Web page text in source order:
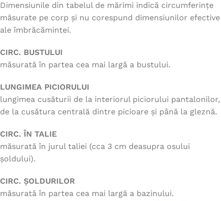
Dimensiunile din tabelul de mărimi indică circumferințe
măsurate pe corp și nu corespund dimensiunilor efective
ale îmbrăcămintei.
CIRC. BUSTULUI
măsurată în partea cea mai largă a bustului.
LUNGIMEA PICIORULUI
lungimea cusăturii de la interiorul piciorului pantalonilor,
de la cusătura centrală dintre picioare și până la gleznă.
CIRC. ÎN TALIE
măsurată în jurul taliei (cca 3 cm deasupra osului
șoldului).
CIRC. ȘOLDURILOR
măsurată în partea cea mai largă a bazinului.